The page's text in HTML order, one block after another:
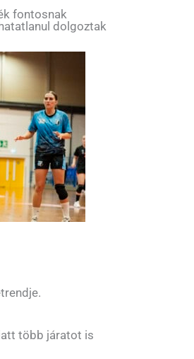
fontosnak
dolgoztak
több járatot is